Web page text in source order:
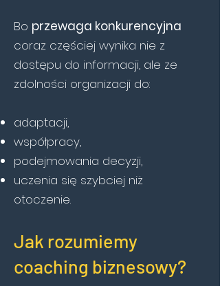
Bo przewaga konkurencyjna
coraz częściej wynika nie z
dostępu do informacji, ale ze
zdolności organizacji do:
adaptacji,
współpracy,
podejmowania decyzji,
uczenia się szybciej niż
otoczenie.
Jak rozumiemy
coaching biznesowy?